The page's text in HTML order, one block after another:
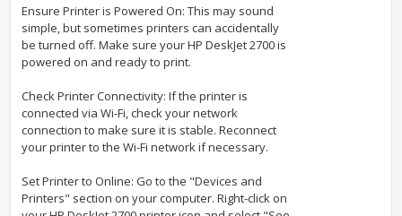
Ensure Printer is Powered On: This may sound
simple, but sometimes printers can accidentally
be turned off. Make sure your HP DeskJet 2700 is
powered on and ready to print.
Check Printer Connectivity: If the printer is
connected via Wi-Fi, check your network
connection to make sure it is stable. Reconnect
your printer to the Wi-Fi network if necessary.
Set Printer to Online: Go to the "Devices and
Printers" section on your computer. Right-click on